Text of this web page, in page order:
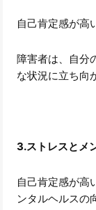
自己肯定感が高
障害者は、自分
な状況に立ち向
3.ストレスとメ
自己肯定感が高
ンタルヘルスの